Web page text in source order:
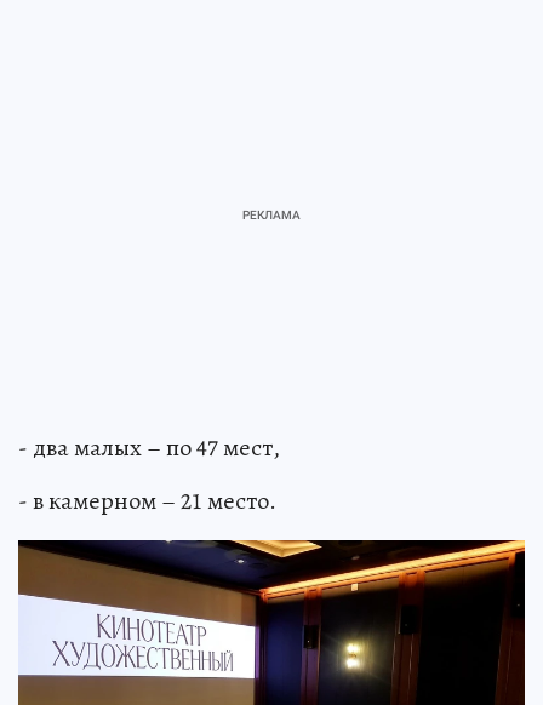
- два малых – по 47 мест,
- в камерном – 21 место.